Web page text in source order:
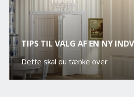
TIPS TIL VALG AF EN NY
Dette skal du tænke over